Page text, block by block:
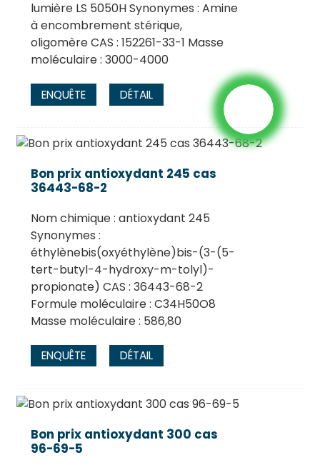
lumière LS 5050H Synonymes : Amine
à encombrement stérique,
oligomère CAS : 152261-33-1 Masse
moléculaire : 3000-4000
ENQUÊTE DÉTAIL
Bon prix antioxydant 245 cas
36443-68-2
Nom chimique : antioxydant 245
Synonymes :
éthylènebis(oxyéthylène)bis-(3-(5-
tert-butyl-4-hydroxy-m-tolyl)-
propionate) CAS : 36443-68-2
Formule moléculaire : C34H50O8
Masse moléculaire : 586,80
ENQUÊTE DÉTAIL
Bon prix antioxydant 300 cas
96-69-5